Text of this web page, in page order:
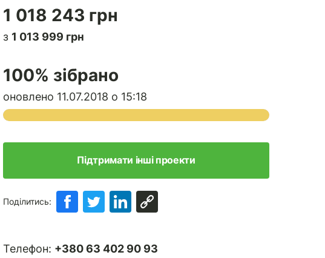
1 018 243 грн
з 1 013 999 грн
100% зібрано
оновлено 11.07.2018 о 15:18
Підтримати інші проекти
Поділитись:
Телефон: +380 63 402 90 93